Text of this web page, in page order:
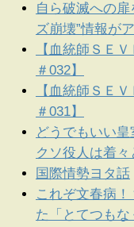
自ら破滅への
ズ崩壊”情報が
【血統師ＳＥ
＃032】
【血統師ＳＥ
＃031】
どうでもいい
クソ役人は着々
国際情勢ヨタ話
これぞ文春病
た「とてつも